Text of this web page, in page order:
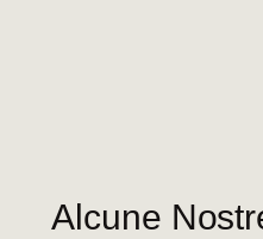
Alcune